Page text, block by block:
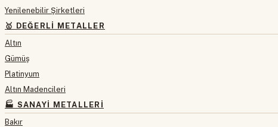
Yenilenebilir Şirketleri
🥇 DEĞERLI METALLER
Altın
Gümüş
Platinyum
Altın Madencileri
🏭 SANAYI METALLERI
Bakır